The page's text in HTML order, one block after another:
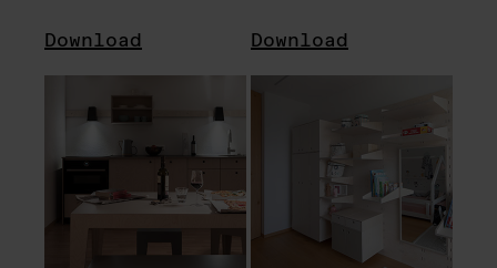
Download Download